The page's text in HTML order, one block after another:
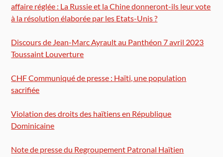
affaire réglée : La Russie et la Chine donneront-ils leur vote
à la résolution élaborée par les Etats-Unis ?
Discours de Jean-Marc Ayrault au Panthéon 7 avril 2023
Toussaint Louverture
CHF Communiqué de presse : Haïti, une population
sacrifiée
Violation des droits des haïtiens en République
Dominicaine
Note de presse du Regroupement Patronal Haïtien